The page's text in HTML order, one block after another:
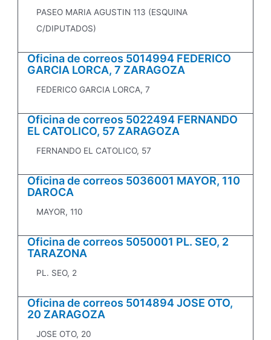
PASEO MARIA AGUSTIN 113 (ESQUINA
C/DIPUTADOS)
Oficina de correos 5014994 FEDERICO
GARCIA LORCA, 7 ZARAGOZA
FEDERICO GARCIA LORCA, 7
Oficina de correos 5022494 FERNANDO
EL CATOLICO, 57 ZARAGOZA
FERNANDO EL CATOLICO, 57
Oficina de correos 5036001 MAYOR, 110
DAROCA
MAYOR, 110
Oficina de correos 5050001 PL. SEO, 2
TARAZONA
PL. SEO, 2
Oficina de correos 5014894 JOSE OTO,
20 ZARAGOZA
JOSE OTO, 20